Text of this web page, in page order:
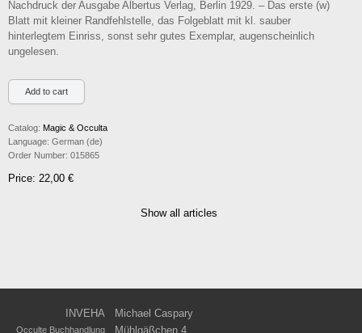
Nachdruck der Ausgabe Albertus Verlag, Berlin 1929. – Das erste (w)
Blatt mit kleiner Randfehlstelle, das Folgeblatt mit kl. sauber
hinterlegtem Einriss, sonst sehr gutes Exemplar, augenscheinlich
ungelesen.
Catalog: Magic & Occulta
Language: German (de)
Order Number: 015865
Price: 22,00 €
Show all articles
INVEHA Michael Caspary
Occulte Buchhandlung Mühlgäßchen 4